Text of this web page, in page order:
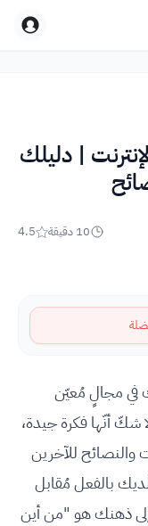
| دليلك
10 دقيقة 4.5
في مجالٍ مُعيّن
شكّ أنّها فكرة جيدة،
للآخرين
لديك بالفعل مُقابل
إلى ذهنك هو "من أين